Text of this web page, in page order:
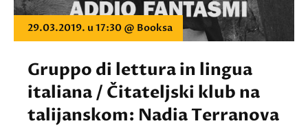
29.03.2019. u 17:30 @ Booksa
Gruppo di lettura in lingua
italiana / Čitateljski klub na
talijanskom: Nadia Terranova